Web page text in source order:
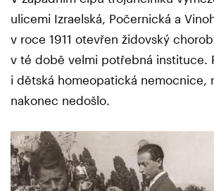
ulicemi Izraelská, Počernická a
v roce 1911 otevřen židovský
v té době velmi potřebná instituce.
i dětská homeopatická nemocnice,
nakonec nedošlo.